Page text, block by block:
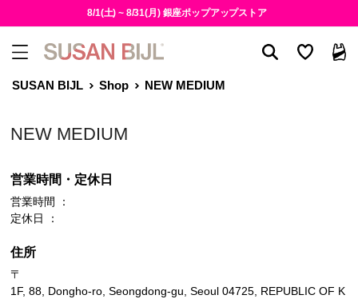
8/1(土) ~ 8/31(月) 銀座ポップアップストア
SUSAN BIJL Shop NEW MEDIUM
NEW MEDIUM
営業時間・定休日
営業時間 ：
定休日 ：
住所
〒
1F, 88, Dongho-ro, Seongdong-gu, Seoul 04725, REPUBLIC OF K